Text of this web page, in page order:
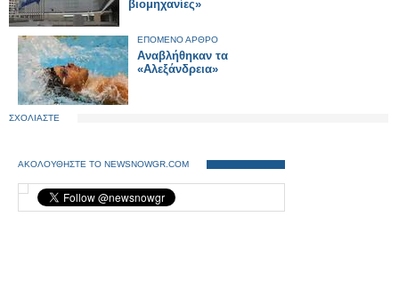
βιομηχανίες»
ΕΠΟΜΕΝΟ ΑΡΘΡΟ
Αναβλήθηκαν τα
«Αλεξάνδρεια»
ΣΧΟΛΙΑΣΤΕ
ΑΚΟΛΟΥΘΗΣΤΕ ΤΟ NEWSNOWGR.COM